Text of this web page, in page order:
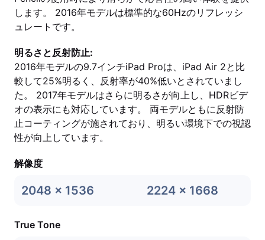
します。 2016年モデルは標準的な60Hzのリフレッシ
ュレートです。
明るさと反射防止:
2016年モデルの9.7インチiPad Proは、iPad Air 2と比
較して25%明るく、反射率が40%低いとされていまし
た。 2017年モデルはさらに明るさが向上し、HDRビデ
オの表示にも対応しています。 両モデルともに反射防
止コーティングが施されており、明るい環境下での視認
性が向上しています。
解像度
2048 x 1536 2224 x 1668
True Tone